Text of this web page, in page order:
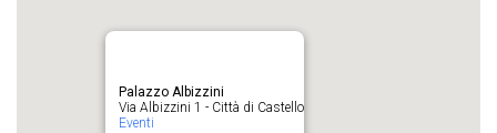
Palazzo Albizzini
Via Albizzini 1 - Città di Castello
Eventi